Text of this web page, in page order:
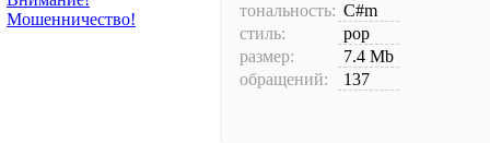
Мошенничество!
тональность: C#m
стиль:
pop
размер:
7.4 Mb
обращений:
137